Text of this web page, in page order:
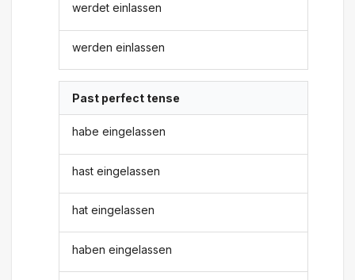
werdet einlassen
werden einlassen
Past perfect tense
habe eingelassen
hast eingelassen
hat eingelassen
haben eingelassen